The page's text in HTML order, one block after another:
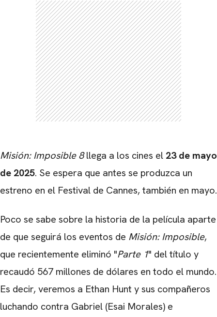
Misión: Imposible 8llega a los cines el 23 de mayo
de 2025. Se espera que antes se produzca un
estreno en el Festival de Cannes, también en mayo.
Poco se sabe sobre la historia de la película aparte
de que seguirá los eventos de Misión: Imposible,
que recientemente eliminó "Parte 1" del título y
recaudó 567 millones de dólares en todo el mundo.
Es decir, veremos a Ethan Hunt y sus compañeros
luchando contra Gabriel (Esai Morales) e
CARREGANDO PUBLICIDADE